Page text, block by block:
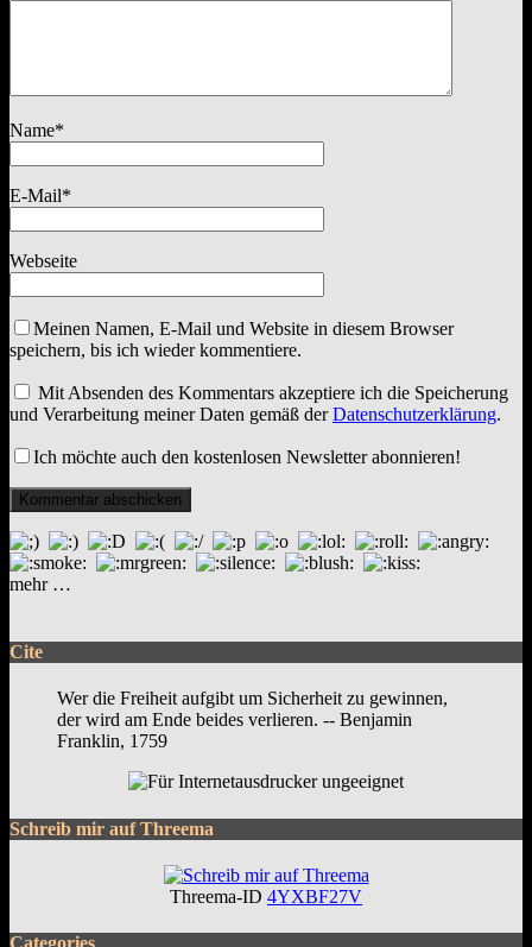
Name*
E-Mail*
Webseite
Meinen Namen, E-Mail und Website in diesem Browser
speichern, bis ich wieder kommentiere.
Mit Absenden des Kommentars akzeptiere ich die Speicherung
und Verarbeitung meiner Daten gemäß derDatenschutzerklärung.
Ich möchte auch den kostenlosen Newsletter abonnieren!
mehr …
Cite
Wer die Freiheit aufgibt um Sicherheit zu gewinnen,
der wird am Ende beides verlieren. -- Benjamin
Franklin, 1759
Schreib mir auf Threema
Threema-ID 4YXBF27V